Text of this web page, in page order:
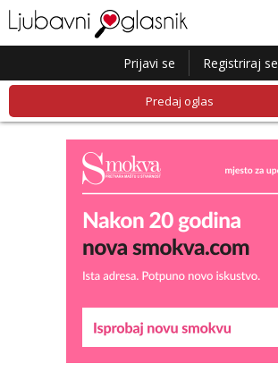
Prijavi se Registriraj se
Predaj oglas
Lucija